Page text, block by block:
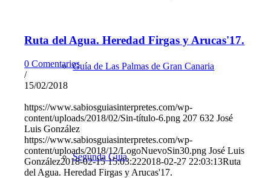
Guía de Las Palmas de Gran Canaria
Segunda Guía
Ruta del Agua. Heredad Firgas y Arucas'17.
0 Comentarios
/
15/02/2018
https://www.sabiosguiasinterpretes.com/wp-
content/uploads/2018/02/Sin-título-6.png 207 632 José
Luis González
https://www.sabiosguiasinterpretes.com/wp-
content/uploads/2018/12/LogoNuevoSin30.png José Luis
González2018-02-15 15:03:222018-02-27 22:03:13Ruta
del Agua. Heredad Firgas y Arucas'17.